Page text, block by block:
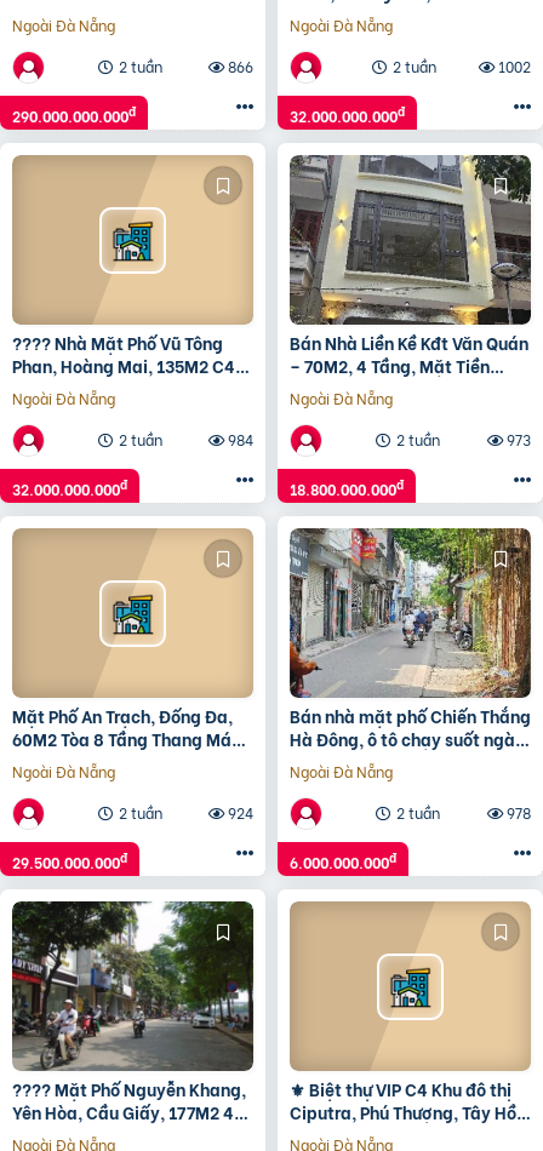
River Bason Đường Tôn Đức
Thắng, Quận 1
Ngoài Đà Nẵng
2 tuần
866
290.000.000.000đ
Mt 5M, Xây Tòa Đỉnh, Chỉ 32
Tỷ ????
Ngoài Đà Nẵng
2 tuần
1002
32.000.000.000đ
???? Nhà Mặt Phố Vũ Tông
Phan, Hoàng Mai, 135M2 C4
Mt 5M, Xây Tòa Đỉnh, Chỉ 32
Tỷ ????
Ngoài Đà Nẵng
2 tuần
984
32.000.000.000đ
Bán Nhà Liền Kề Kđt Văn Quán
– 70M2, 4 Tầng, Mặt Tiền
4.6M, Giá 18.8 Tỷ
Ngoài Đà Nẵng
2 tuần
973
18.800.000.000đ
Mặt Phố An Trạch, Đống Đa,
60M2 Tòa 8 Tầng Thang Máy
Mt 8M, Giá Rẻ 29.5 Tỷ
Ngoài Đà Nẵng
2 tuần
924
29.500.000.000đ
Bán nhà mặt phố Chiến Thắng
Hà Đông, ô tô chạy suốt ngày,
kinh doanh cực đỉnh 41m2, 6
tỷ.
Ngoài Đà Nẵng
2 tuần
978
6.000.000.000đ
???? Mặt Phố Nguyễn Khang,
Yên Hòa, Cầu Giấy, 177M2 4
Tầng Lô Góc Mt Siêu Đẹp 12M,
Ngoài Đà Nẵng
⚜️ Biệt thự VIP C4 Khu đô thị
Ciputra, Phú Thượng, Tây Hồ,
126m2 3T MT 6m, Chỉ 35 Tỷ ⚜️
Ngoài Đà Nẵng